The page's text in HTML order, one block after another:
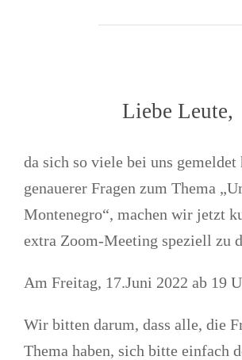
Liebe Leute,
da sich so viele bei uns gemeldet
genauerer Fragen zum Thema
Montenegro“, machen wir jetzt
extra Zoom-Meeting speziell zu
Am Freitag, 17.Juni 2022 ab 19
Wir bitten darum, dass alle, die
Thema haben, sich bitte einfach